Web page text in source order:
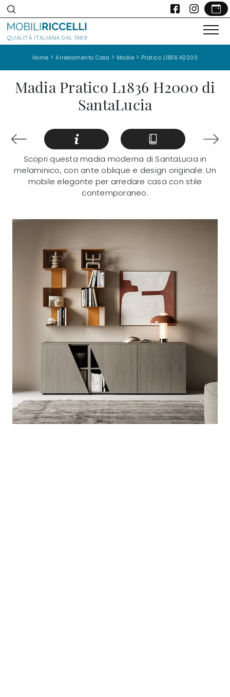
Home >Arredamento Casa > Madie > Pratico L1836 H2000
Madia Pratico L1836 H2000 di
SantaLucia
Scopri questa madia moderna di SantaLucia in
melaminico, con ante oblique e design originale. Un
mobile elegante per arredare casa con stile
contemporaneo.